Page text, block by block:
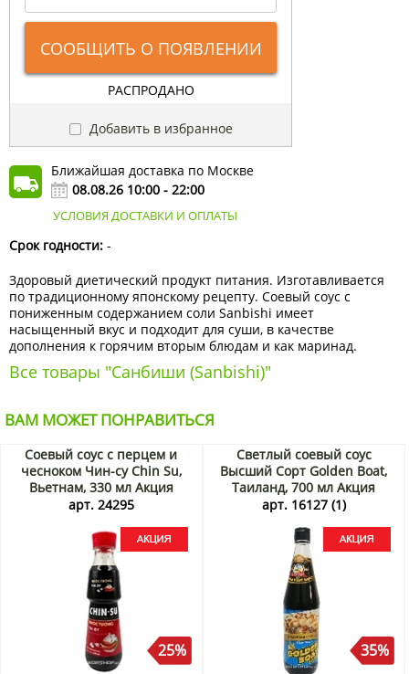
СООБЩИТЬ О ПОЯВЛЕНИИ
РАСПРОДАНО
Добавить в избранное
Ближайшая доставка по Москве
08.08.26 10:00 - 22:00
УСЛОВИЯ ДОСТАВКИ И ОПЛАТЫ
Срок годности: -
Здоровый диетический продукт питания. Изготавливается
по традиционному японскому рецепту. Соевый соус с
пониженным содержанием соли Sanbishi имеет
насыщенный вкус и подходит для суши, в качестве
дополнения к горячим вторым блюдам и как маринад.
Все товары "Санбиши (Sanbishi)"
ВАМ МОЖЕТ ПОНРАВИТЬСЯ
Соевый соус с перцем и
чесноком Чин-су Chin Su,
Вьетнам, 330 мл Акция
арт. 24295
25%
Светлый соевый соус
Высший Сорт Golden Boat,
Таиланд, 700 мл Акция
арт. 16127 (1)
35%